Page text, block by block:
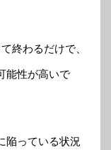
終わるだけで、
能性が高いで
陥っている状況